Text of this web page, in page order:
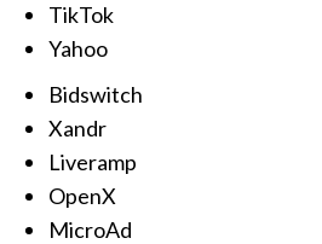
TikTok
Yahoo
Bidswitch
Xandr
Liveramp
OpenX
MicroAd